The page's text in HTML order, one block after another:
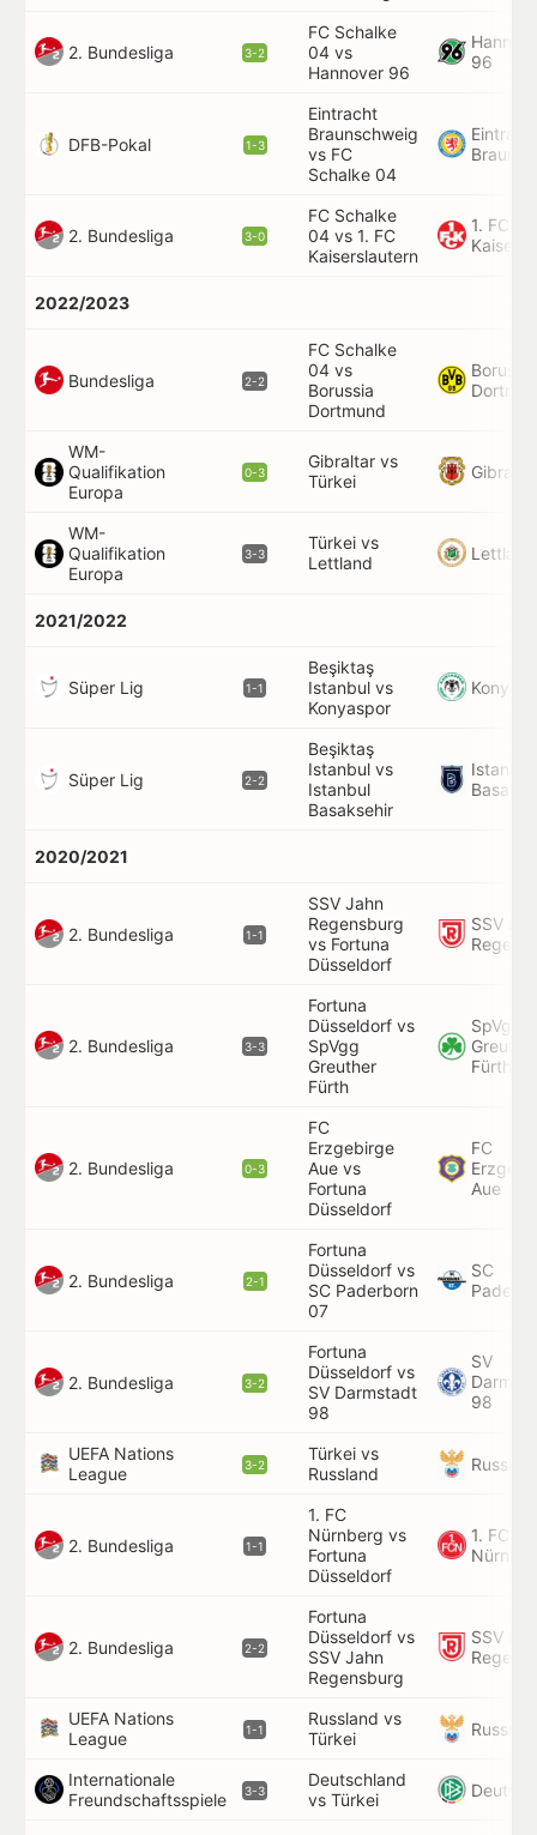
2. Bundesliga 3-2
FC Schalke
04 vs
Hannover 96
96
DFB-Pokal 1-3
Eintracht
Braunschweig
vs FC
Schalke 04
2. Bundesliga 3-0
FC Schalke
04 vs 1. FC
Kaiserslautern
1. FC
2022/2023
Bundesliga 2-2
FC Schalke
04 vs
Borussia
Dortmund
Borussia
WM-
Qualifikation
Europa
0-3
Gibraltar vs
Türkei
Gibraltar
WM-
Qualifikation
Europa
3-3
Türkei vs
Lettland
Lettland
2021/2022
Süper Lig 1-1
Beşiktaş
Istanbul vs
Konyaspor
Süper Lig 2-2
Beşiktaş
Istanbul vs
Istanbul
Basaksehir
Istanbul
2020/2021
2. Bundesliga 1-1
SSV Jahn
Regensburg
vs Fortuna
Düsseldorf
SSV
2. Bundesliga 3-3
Fortuna
Düsseldorf vs
SpVgg
Greuther
Fürth
SpVgg
Fürth
2. Bundesliga 0-3
FC
Erzgebirge
Aue vs
Fortuna
Düsseldorf
FC
Aue
2. Bundesliga 2-1
Fortuna
Düsseldorf vs
SC Paderborn
07
SC
2. Bundesliga 3-2
Fortuna
Düsseldorf vs
SV Darmstadt
98
SV
98
UEFA Nations
League
3-2
Türkei vs
Russland
2. Bundesliga 1-1
1. FC
Nürnberg vs
Fortuna
Düsseldorf
1. FC
2. Bundesliga 2-2
Fortuna
Düsseldorf vs
SSV Jahn
Regensburg
SSV
UEFA Nations
League
1-1
Russland vs
Türkei
Internationale
Freundschaftsspiele
3-3
Deutschland
vs Türkei